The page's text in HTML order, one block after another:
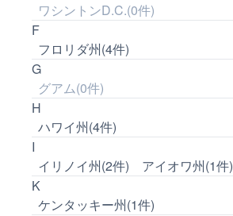
ワシントンD.C.(0件)
F
フロリダ州(4件)
G
グアム(0件)
H
ハワイ州(4件)
I
イリノイ州(2件)
アイオワ州(1件)
K
ケンタッキー州(1件)